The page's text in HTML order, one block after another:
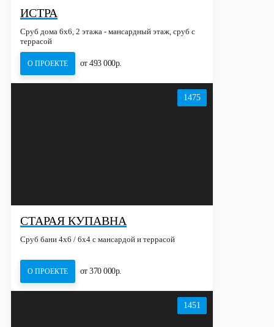
ИСТРА
Сруб дома 6х6, 2 этажа - мансардный этаж, сруб с
террасой
О ПРОЕКТЕ от 493 000р.
1475
СТАРАЯ КУПАВНА
Сруб бани 4х6 / 6x4 с мансардой и террасой
О ПРОЕКТЕ от 370 000р.
1451